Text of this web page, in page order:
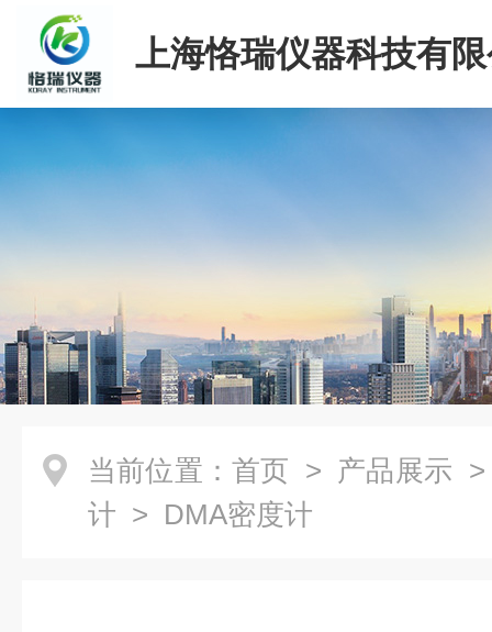
上海恪瑞仪器科技有
当前位置： 首页 > 产品展示
计 > DMA密度计